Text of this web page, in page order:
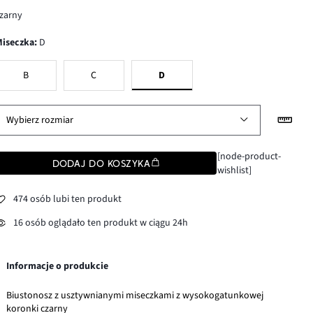
Miseczka: D
B C D
Wybierz rozmiar
DODAJ DO KOSZYKA
[node-product-
wishlist]
474 osób lubi ten produkt
16 osób oglądało ten produkt w ciągu 24h
Informacje o produkcie
Biustonosz z usztywnianymi miseczkami z wysokogatunkowej
koronki czarny